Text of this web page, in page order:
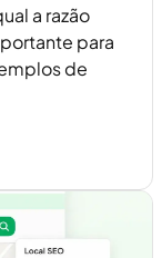
a razão
para
de